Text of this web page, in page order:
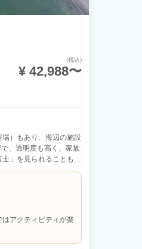
(税込)
¥ 42,988〜
）もあり、海辺の施設
、透明度も高く、家族
」を見られることも。
ティビティを楽しんだ
Resort」だから
） アウトドアを最大
用意しております。 み
に至福のひととき。 こ
アクティビティが楽